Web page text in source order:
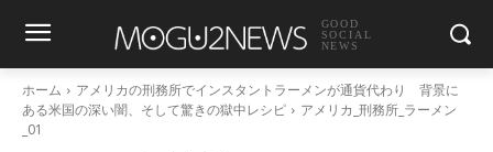
GOOD
SOCIAL
NEWS
ホーム
アメリカの刑務所でインスタントラーメンが通貨代わり 背景に
ある米国の深い闇、そして驚きの獄中レシピ
アメリカ_刑務所_ラーメン
_01